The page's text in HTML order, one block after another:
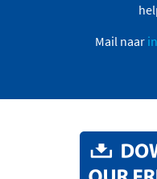
Mail naar